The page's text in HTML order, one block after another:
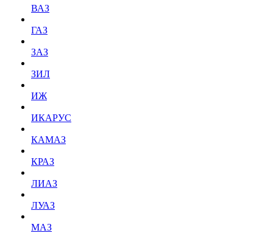
ВАЗ
ГАЗ
ЗАЗ
ЗИЛ
ИЖ
ИКАРУС
КАМАЗ
КРАЗ
ЛИАЗ
ЛУАЗ
МАЗ